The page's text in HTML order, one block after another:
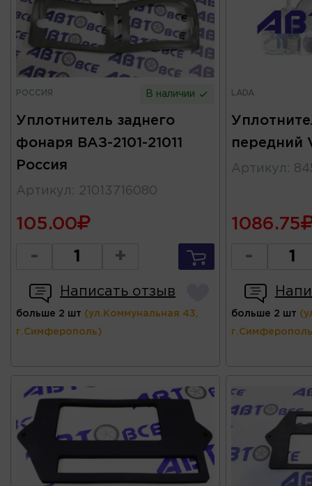
РОССИЯ В наличии
Уплотнитель заднего
фонаря ВАЗ-2101-21011
Россия
Артикул : 21013716080
105.00
- +
Написать отзыв
больше 2 шт (ул.Коммунальная 43,
г.Симферополь)
LADA
передний
Артикул :
1086.75
-
больше 2 шт